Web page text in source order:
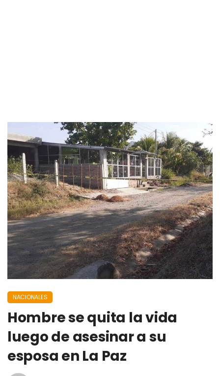
NACIONALES
Hombre se quita la vida
luego de asesinar a su
esposa en La Paz